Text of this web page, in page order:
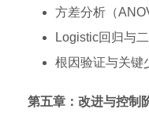
方差分析（
Logistic回归与
根因验证与关键
第五章：改进与控制